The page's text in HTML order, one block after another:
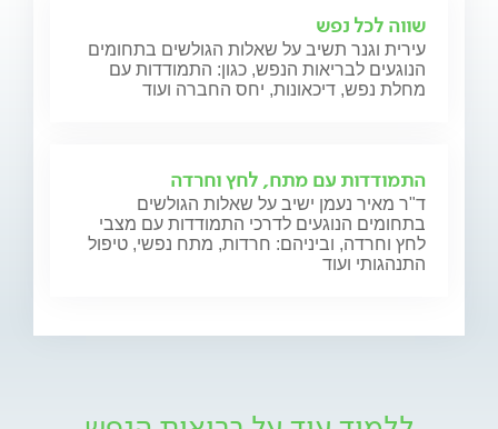
שווה לכל נפש
עירית וגנר תשיב על שאלות הגולשים בתחומים
הנוגעים לבריאות הנפש, כגון: התמודדות עם
מחלת נפש, דיכאונות, יחס החברה ועוד
התמודדות עם מתח, לחץ וחרדה
ד"ר מאיר נעמן ישיב על שאלות הגולשים
בתחומים הנוגעים לדרכי התמודדות עם מצבי
לחץ וחרדה, וביניהם: חרדות, מתח נפשי, טיפול
התנהגותי ועוד